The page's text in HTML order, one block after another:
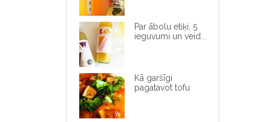
Par ābolu etiķi. 5
ieguvumi un veid...
Kā garšīgi
pagatavot tofu